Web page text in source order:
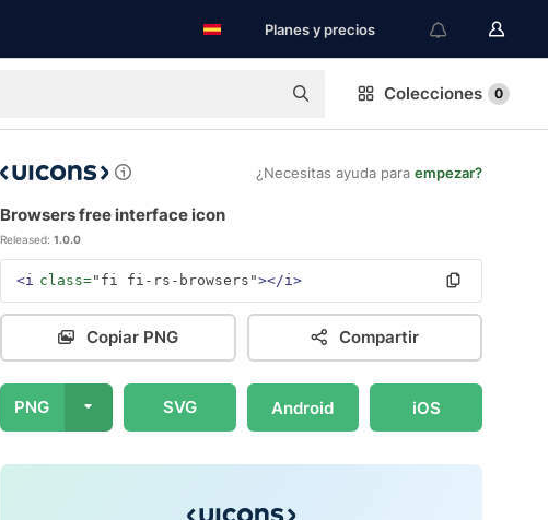
Planes y precios
Colecciones 0
¿Necesitas ayuda para empezar?
Browsers free interface icon
Released: 1.0.0
<i class="fi fi-rs-browsers"></i>
Copiar PNG Compartir
PNG SVG Android iOS